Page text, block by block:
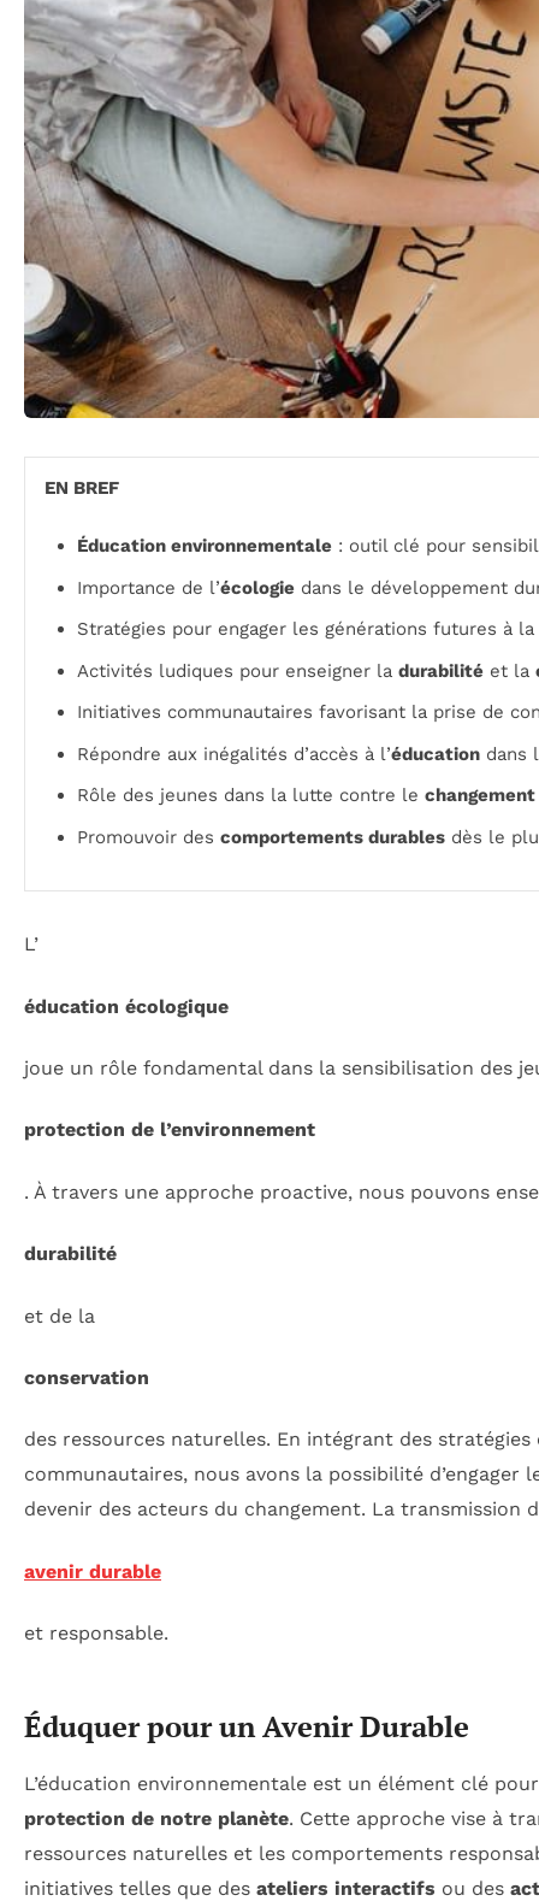
EN BREF
Éducation environnementale : outil clé pour
Importance de l’écologie dans le développement
Stratégies pour engager les générations futures à la
Activités ludiques pour enseigner la durabilité et la
Initiatives communautaires favorisant la prise de
Répondre aux inégalités d’accès à l’éducation dans
Rôle des jeunes dans la lutte contre le
Promouvoir des comportements durables dès le
L’
éducation écologique
joue un rôle fondamental dans la sensibilisation des
protection de l’environnement
. À travers une approche proactive, nous pouvons
durabilité
et de la
conservation
des ressources naturelles. En intégrant des
communautaires, nous avons la possibilité
devenir des acteurs du changement. La transmission
avenir durable
et responsable.
Éduquer pour un Avenir Durable
L’éducation environnementale est un élément clé
protection de notre planète. Cette approche vise à
ressources naturelles et les comportements
initiatives telles que des ateliers interactifs ou des